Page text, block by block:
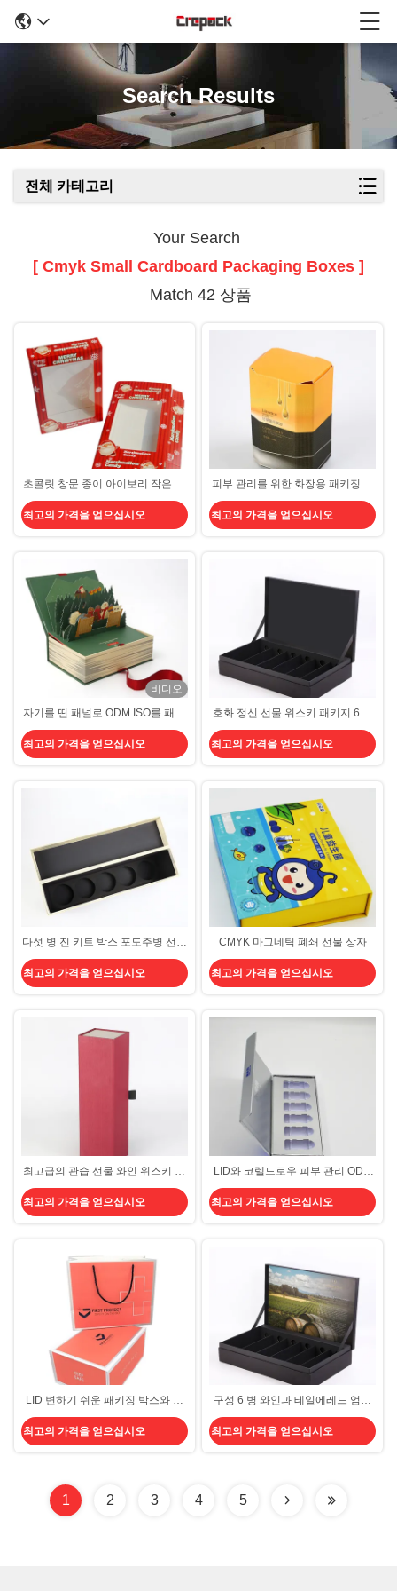
Search Results
전체 카테고리
Your Search
[ Cmyk Small Cardboard Packaging Boxes ]
Match 42 상품
초콜릿 창문 종이 아이보리 작은 판
지로 패키징은 CMYK PVC 크리스
마스를 권투합니다
최고의 가격을 얻으십시오
피부 관리를 위한 화장용 패키징 박
스를 폴딩시키는 작은 노란 판지
최고의 가격을 얻으십시오
비디오
자기를 띤 패널로 ODM ISO를 패키
징하는 3D 팝업 엄격한 판지 화장용
상자
최고의 가격을 얻으십시오
호화 정신 선물 위스키 패키지 6 병
엄격한 판지 와인 상자
최고의 가격을 얻으십시오
다섯 병 진 키트 박스 포도주병 선물
상자 CMYK 엄격하 판지 선물 정신
에바 차단 삽입물 자기를 띠 Lid 상
자
최고의 가격을 얻으십시오
CMYK 마그네틱 폐쇄 선물 상자
최고의 가격을 얻으십시오
최고급의 관습 선물 와인 위스키 알
코올 패키징 박스 마그네틱 폐쇄 판
지 샹파뉴 상자
최고의 가격을 얻으십시오
LID와 코렐드로우 피부 관리 ODM
호화 화장용 패키징 박스 엄격한
CMYK 프리미엄 선물
최고의 가격을 얻으십시오
LID 변하기 쉬운 패키징 박스와 다
중기능 명품 선물 상자는 사업 크리
스마스에 대하여 설정했습니다
최고의 가격을 얻으십시오
구성 6 병 와인과 테일에레드 엄격
한 흑서가 판지로 만드는 삽입물과
박스를 패키징합니다
최고의 가격을 얻으십시오
1 2 3 4 5